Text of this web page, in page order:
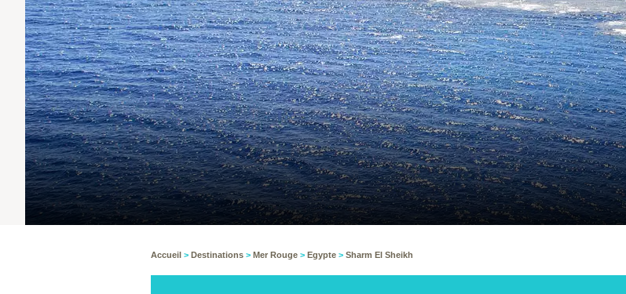
Accueil > Destinations > Mer Rouge > Egypte > Sharm El Sheikh